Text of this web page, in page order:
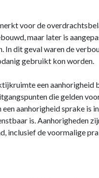
voor de
maar later is
dit geval waren de
gebruikt kon worden.
een aanhorigheid
die gelden
aanhorigheid sprake is
is. Aanhorigheden
inclusief de voormalige